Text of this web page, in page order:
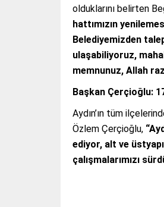
olduklarını belirten
hattımızın
Belediyemizden
ulaşabiliyoruz,
memnunuz, Allah
Başkan Çerçioğlu:
Aydın’ın tüm
Özlem Çerçioğlu,
ediyor, alt ve
çalışmalarımızı